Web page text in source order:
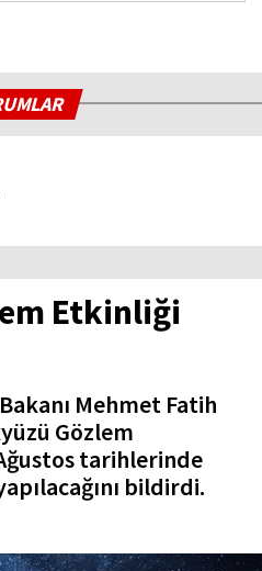
Etkinliği
Mehmet Fatih
Gözlem
tarihlerinde
bildirdi.